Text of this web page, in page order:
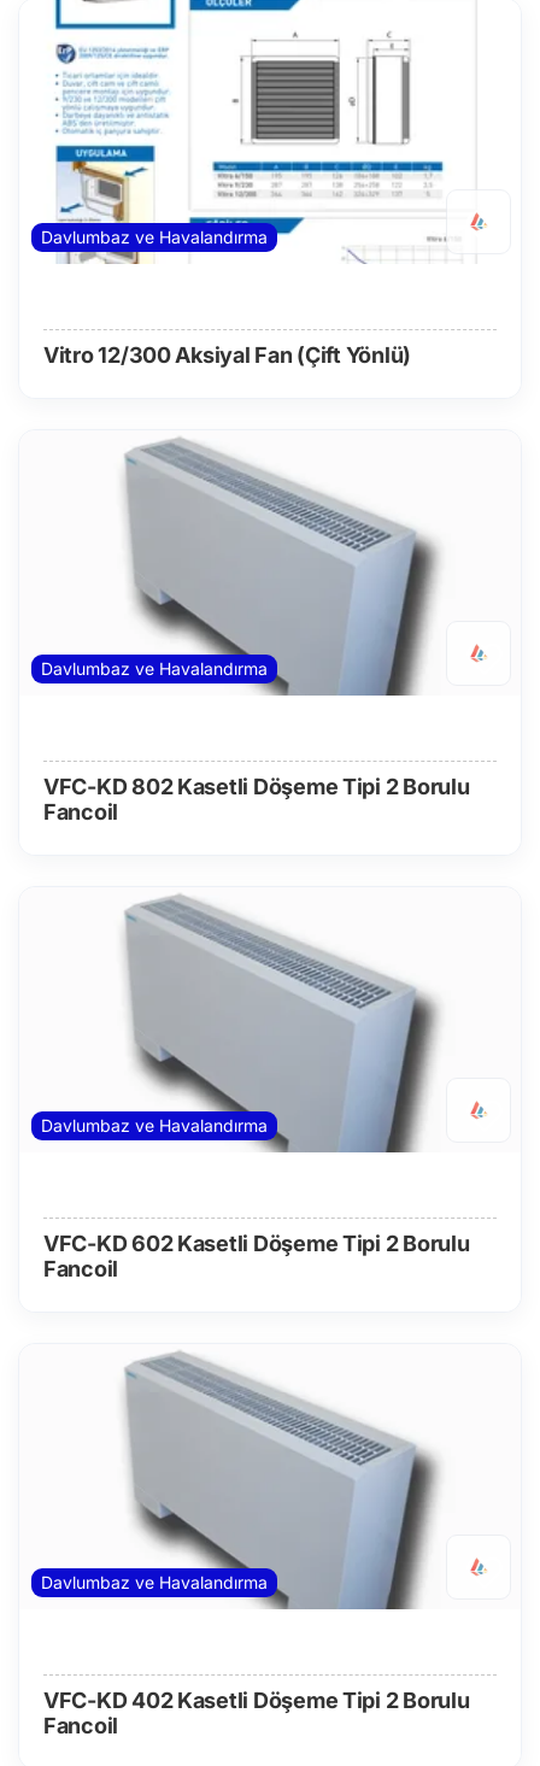
Davlumbaz ve Havalandırma
Vitro 12/300 Aksiyal Fan (Çift Yönlü)
Davlumbaz ve Havalandırma
VFC-KD 802 Kasetli Döşeme Tipi 2 Borulu
Fancoil
Davlumbaz ve Havalandırma
VFC-KD 602 Kasetli Döşeme Tipi 2 Borulu
Fancoil
Davlumbaz ve Havalandırma
VFC-KD 402 Kasetli Döşeme Tipi 2 Borulu
Fancoil